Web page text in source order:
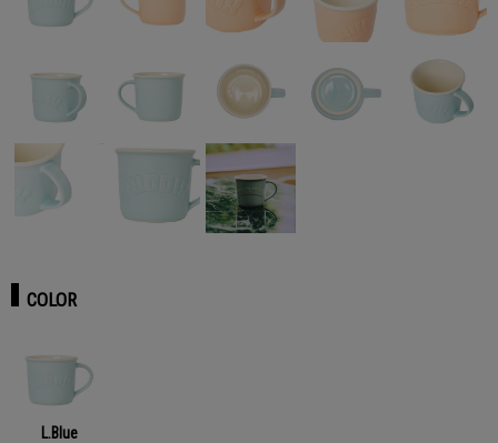
COLOR
L.Blue